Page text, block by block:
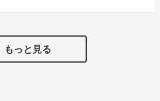
もっと見る